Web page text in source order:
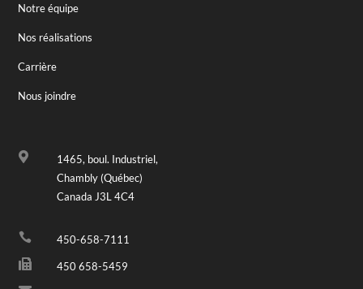
Notre équipe
Nos réalisations
Carrière
Nous joindre

1465, boul. Industriel,
Chambly (Québec)
Canada J3L 4C4

450-658-7111

450 658-5459